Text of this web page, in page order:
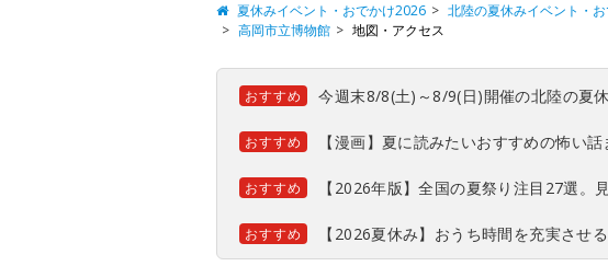
夏休みイベント・おでかけ2026 北陸の夏休みイベント・
高岡市立博物館
地図・アクセス
おすすめ 今週末8/8(土)～8/9(日)開催の北陸の夏
おすすめ 【漫画】夏に読みたいおすすめの怖い話
おすすめ 【2026年版】全国の夏祭り注目27選。
おすすめ 【2026夏休み】おうち時間を充実させ